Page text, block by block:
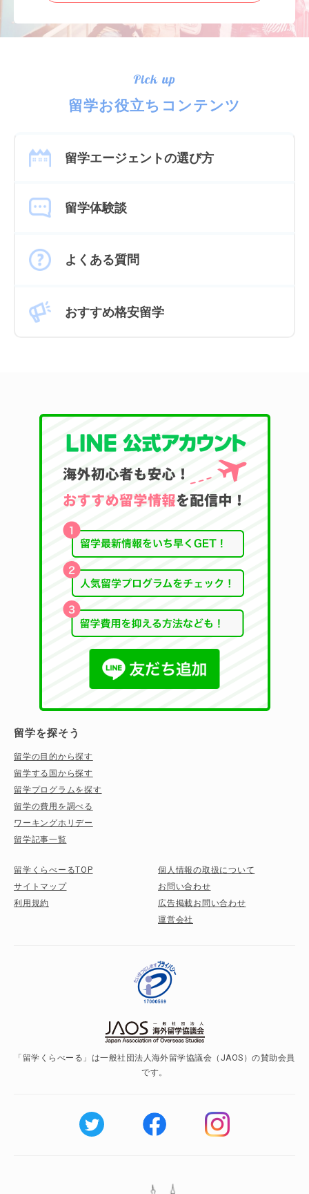
Pick up
留学お役立ちコンテンツ
留学エージェントの選び方
留学体験談
よくある質問
おすすめ格安留学
留学を探そう
留学の目的から探す
留学する国から探す
留学プログラムを探す
留学の費用を調べる
ワーキングホリデー
留学記事一覧
留学くらべーるTOP
サイトマップ
利用規約
個人情報の取扱について
お問い合わせ
広告掲載お問い合わせ
運営会社
「留学くらべーる」は一般社団法人海外留学協議会（JAOS）の賛助会員
です。